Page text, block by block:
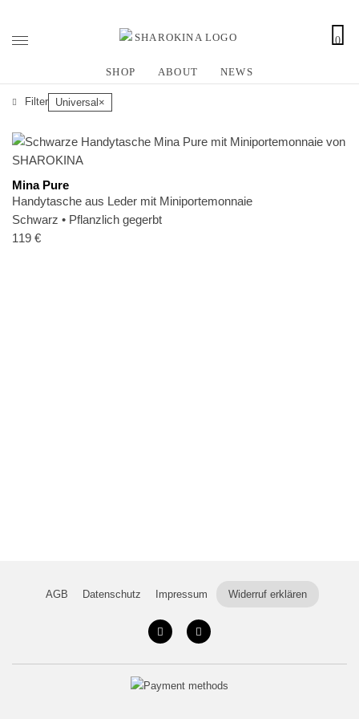
Z
I
h
a
t
s
p
r
0
SHOP ABOUT NEWS
Filter Universal×
Mina Pure
Handytasche aus Leder mit Miniportemonnaie
Schwarz • Pflanzlich gegerbt
119 €
AGB Datenschutz Impressum Widerruf erklären